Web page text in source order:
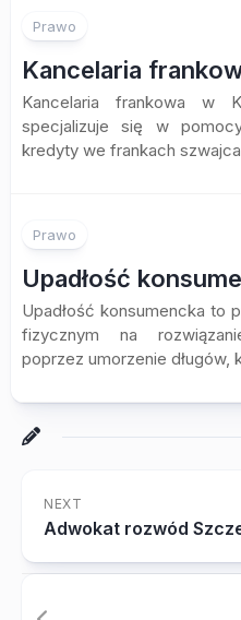
Prawo
Kancelaria
Kancelaria frankowa w
specjalizuje się w
kredyty we frankach
Prawo
Upadłość
Upadłość konsumencka to
fizycznym na
poprzez umorzenie długów,
NEXT
Adwokat rozwód